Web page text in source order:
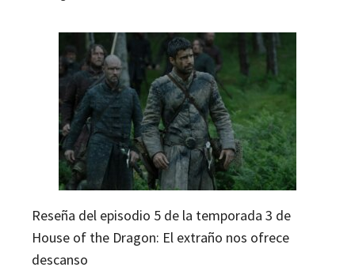
Reseña del episodio 5 de la temporada 3 de
House of the Dragon: El extraño nos ofrece
descanso